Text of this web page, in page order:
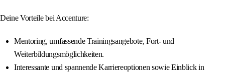
Deine Vorteile bei Accenture:
Mentoring, umfassende Trainingsangebote, Fort- und
Weiterbildungsmöglichkeiten.
Interessante und spannende Karriereoptionen sowie Einblick in